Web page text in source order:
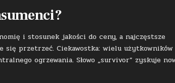
i stosunek jakości do ceny, a najczęstsze
się przetrzeć. Ciekawostka: wielu użytkowników
ogrzewania. Słowo „survivor” zyskuje